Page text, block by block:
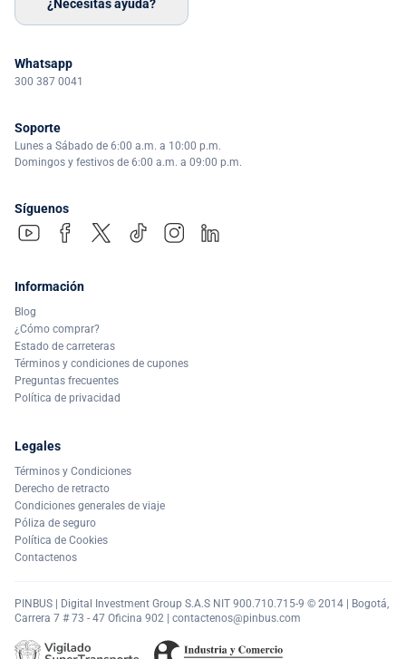
¿Necesitas ayuda?
Whatsapp
300 387 0041
Soporte
Lunes a Sábado de 6:00 a.m. a 10:00 p.m.
Domingos y festivos de 6:00 a.m. a 09:00 p.m.
Síguenos
Información
Blog
¿Cómo comprar?
Estado de carreteras
Términos y condiciones de cupones
Preguntas frecuentes
Política de privacidad
Legales
Términos y Condiciones
Derecho de retracto
Condiciones generales de viaje
Póliza de seguro
Política de Cookies
Contactenos
PINBUS | Digital Investment Group S.A.S NIT 900.710.715-9 © 2014 | Bogotá,
Carrera 7 # 73 - 47 Oficina 902 | contactenos@pinbus.com